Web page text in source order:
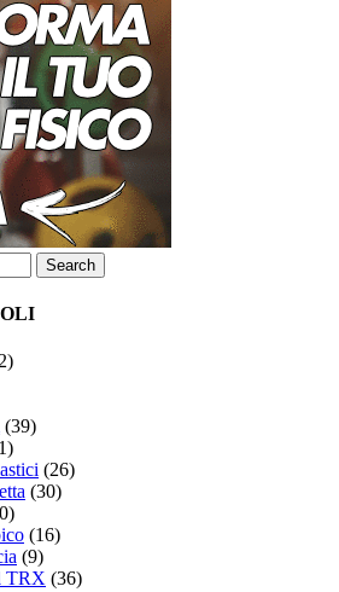
(39)
(26)
(30)
(16)
(9)
TRX (36)